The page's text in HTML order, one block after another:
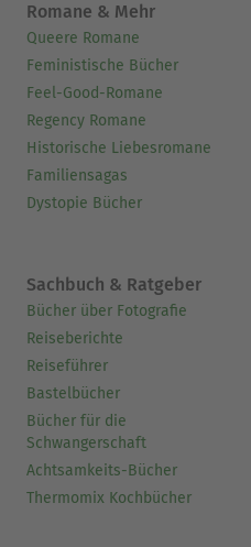
Romane & Mehr
Queere Romane
Feministische Bücher
Feel-Good-Romane
Regency Romane
Historische Liebesromane
Familiensagas
Dystopie Bücher
Sachbuch & Ratgeber
Bücher über Fotografie
Reiseberichte
Reiseführer
Bastelbücher
Bücher für die
Schwangerschaft
Achtsamkeits-Bücher
Thermomix Kochbücher